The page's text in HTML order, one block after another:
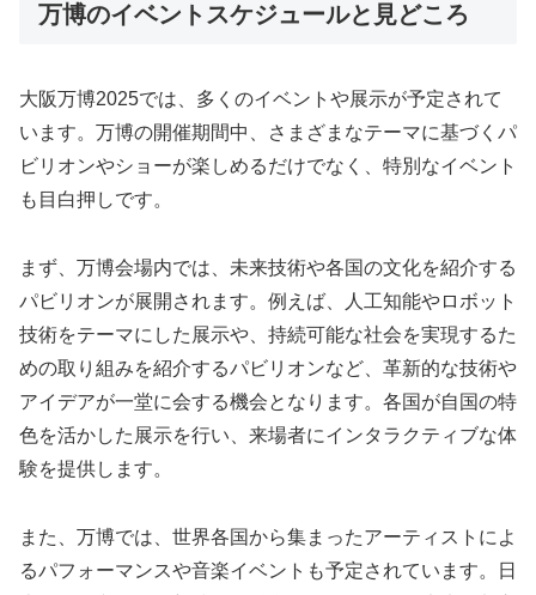
万博のイベントスケジュールと見どころ
大阪万博2025では、多くのイベントや展示が予定されて
います。万博の開催期間中、さまざまなテーマに基づくパ
ビリオンやショーが楽しめるだけでなく、特別なイベント
も目白押しです。
まず、万博会場内では、未来技術や各国の文化を紹介する
パビリオンが展開されます。例えば、人工知能やロボット
技術をテーマにした展示や、持続可能な社会を実現するた
めの取り組みを紹介するパビリオンなど、革新的な技術や
アイデアが一堂に会する機会となります。各国が自国の特
色を活かした展示を行い、来場者にインタラクティブな体
験を提供します。
また、万博では、世界各国から集まったアーティストによ
るパフォーマンスや音楽イベントも予定されています。日